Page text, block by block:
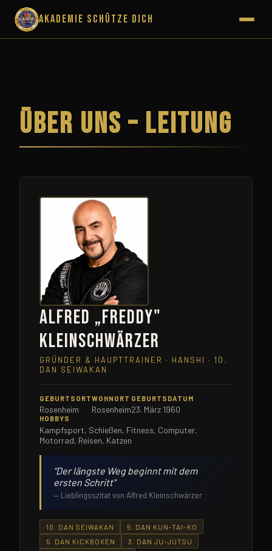
Akademie Schütze Dich
Über uns – Leitung
Alfred „Freddy"
Kleinschwärzer
GRÜNDER & HAUPTTRAINER · HANSHI · 10.
DAN SEIWAKAN
GEBURTSORT
Rosenheim
WOHNORT
Rosenheim
GEBURTSDATUM
23. März 1960
HOBBYS
Kampfsport, Schießen, Fitness, Computer,
Motorrad, Reisen, Katzen
"Der längste Weg beginnt mit dem
ersten Schritt"
— Lieblingsszitat von Alfred Kleinschwärzer
10. DAN SEIWAKAN
5. DAN KUN-TAI-KO
5. DAN KICKBOXEN
3. DAN JU-JUTSU